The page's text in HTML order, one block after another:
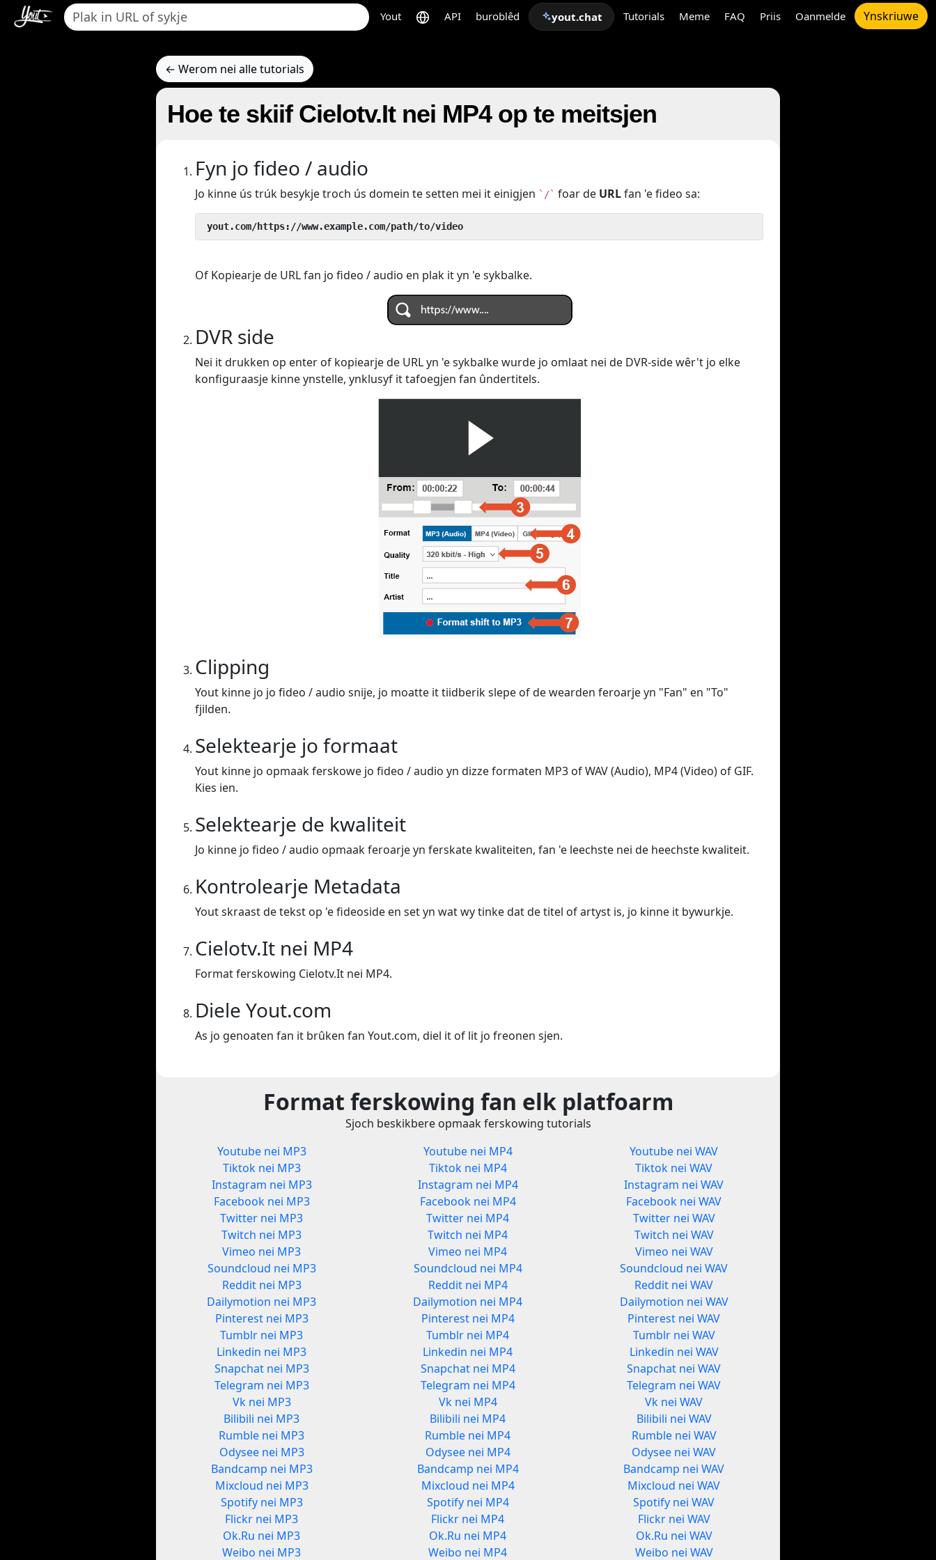
Yout API buroblêd yout.chat Tutorials Meme FAQ Priis Oanmelde Ynskriuwe
← Werom nei alle tutorials
Hoe te skiif Cielotv.It nei MP4 op te meitsjen
Fyn jo fideo / audio
Jo kinne ús trúk besykje troch ús domein te setten mei it einigjen `/` foar de URLfan 'e fideo sa:
yout.com/https://www.example.com/path/to/video
Of Kopiearje de URL fan jo fideo / audio en plak it yn 'e sykbalke.
DVR side
Nei it drukken op enter of kopiearje de URL yn 'e sykbalke wurde jo omlaat nei de DVR-side wêr't jo elke
konfiguraasje kinne ynstelle, ynklusyf it tafoegjen fan ûndertitels.
Clipping
Yout kinne jo jo fideo / audio snije, jo moatte it tiidberik slepe of de wearden feroarje yn "Fan" en "To"
fjilden.
Selektearje jo formaat
Yout kinne jo opmaak ferskowe jo fideo / audio yn dizze formaten MP3 of WAV (Audio), MP4 (Video) of GIF.
Kies ien.
Selektearje de kwaliteit
Jo kinne jo fideo / audio opmaak feroarje yn ferskate kwaliteiten, fan 'e leechste nei de heechste kwaliteit.
Kontrolearje Metadata
Yout skraast de tekst op 'e fideoside en set yn wat wy tinke dat de titel of artyst is, jo kinne it bywurkje.
Cielotv.It nei MP4
Format ferskowing Cielotv.It nei MP4.
Diele Yout.com
As jo genoaten fan it brûken fan Yout.com, diel it of lit jo freonen sjen.
Format ferskowing fan elk platfoarm
Sjoch beskikbere opmaak ferskowing tutorials
Youtube nei MP3
Tiktok nei MP3
Instagram nei MP3
Facebook nei MP3
Twitter nei MP3
Twitch nei MP3
Vimeo nei MP3
Soundcloud nei MP3
Reddit nei MP3
Dailymotion nei MP3
Pinterest nei MP3
Tumblr nei MP3
Linkedin nei MP3
Snapchat nei MP3
Telegram nei MP3
Vk nei MP3
Bilibili nei MP3
Rumble nei MP3
Odysee nei MP3
Bandcamp nei MP3
Mixcloud nei MP3
Spotify nei MP3
Flickr nei MP3
Ok.Ru nei MP3
Weibo nei MP3
Youtube nei MP4
Tiktok nei MP4
Instagram nei MP4
Facebook nei MP4
Twitter nei MP4
Twitch nei MP4
Vimeo nei MP4
Soundcloud nei MP4
Reddit nei MP4
Dailymotion nei MP4
Pinterest nei MP4
Tumblr nei MP4
Linkedin nei MP4
Snapchat nei MP4
Telegram nei MP4
Vk nei MP4
Bilibili nei MP4
Rumble nei MP4
Odysee nei MP4
Bandcamp nei MP4
Mixcloud nei MP4
Spotify nei MP4
Flickr nei MP4
Ok.Ru nei MP4
Weibo nei MP4
Youtube nei WAV
Tiktok nei WAV
Instagram nei WAV
Facebook nei WAV
Twitter nei WAV
Twitch nei WAV
Vimeo nei WAV
Soundcloud nei WAV
Reddit nei WAV
Dailymotion nei WAV
Pinterest nei WAV
Tumblr nei WAV
Linkedin nei WAV
Snapchat nei WAV
Telegram nei WAV
Vk nei WAV
Bilibili nei WAV
Rumble nei WAV
Odysee nei WAV
Bandcamp nei WAV
Mixcloud nei WAV
Spotify nei WAV
Flickr nei WAV
Ok.Ru nei WAV
Weibo nei WAV